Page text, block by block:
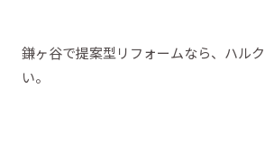
鎌ヶ谷で提案型リフォームなら、ハル
い。